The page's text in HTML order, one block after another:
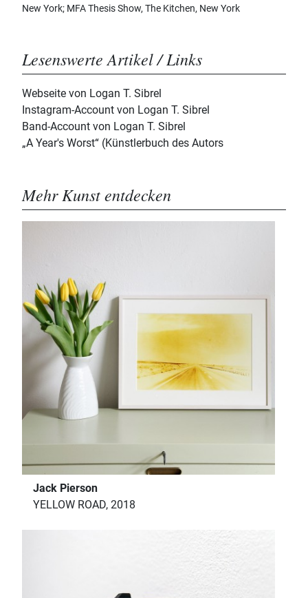
New York; MFA Thesis Show, The Kitchen, New York
Lesenswerte Artikel / Links
Webseite von Logan T. Sibrel
Instagram-Account von Logan T. Sibrel
Band-Account von Logan T. Sibrel
„A Year's Worst“ (Künstlerbuch des Autors
Mehr Kunst entdecken
Jack Pierson
YELLOW ROAD, 2018